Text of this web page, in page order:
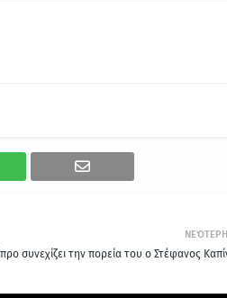
ΝΕΌΤΕΡΗ
συνεχίζει την πορεία του ο Στέφανος